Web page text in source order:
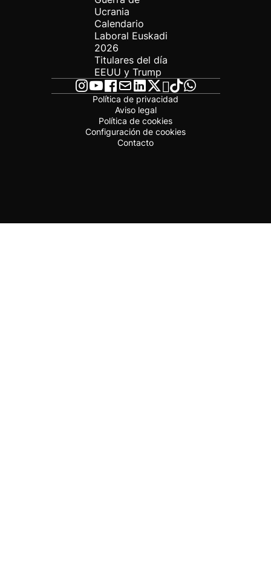
Ucrania
Calendario
Laboral Euskadi
2026
Titulares del día
EEUU y Trump
Política de privacidad
Aviso legal
Política de cookies
Configuración de cookies
Contacto